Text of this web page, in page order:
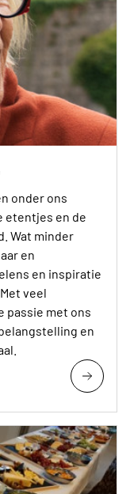
onder ons
etentjes en de
Wat minder
en
en inspiratie
veel
passie met ons
en